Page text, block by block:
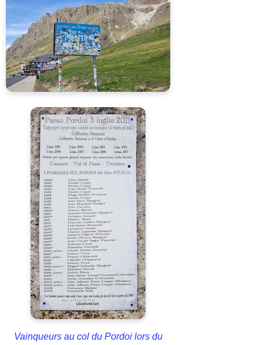
Vainqueurs au col du Pordoi lors du